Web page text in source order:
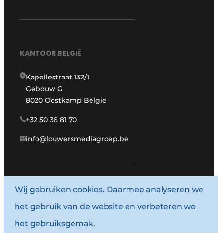
KANTOOR BELGIË
Kapellestraat 132/1
Gebouw G
8020 Oostkamp België
+32 50 36 81 70
info@louwersmediagroep.be
www.louwersmediagroep.com
© 1987 - 2026 Louwersmediagroep.
Algemene voorwaarden
Wij gebruiken cookies. Daarmee analyseren we
het gebruik van de website en verbeteren we
het gebruiksgemak.